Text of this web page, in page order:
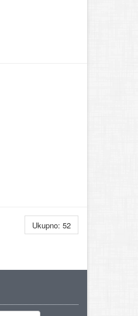
Ukupno: 52